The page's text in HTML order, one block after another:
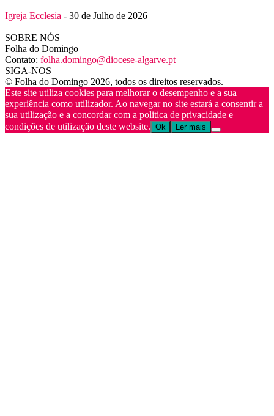
Igreja Ecclesia - 30 de Julho de 2026
SOBRE NÓS
Folha do Domingo
Contato: folha.domingo@diocese-algarve.pt
SIGA-NOS
© Folha do Domingo 2026, todos os direitos reservados.
Este site utiliza cookies para melhorar o desempenho e a sua
experiência como utilizador. Ao navegar no site estará a consentir a
sua utilização e a concordar com a politica de privacidade e
condições de utilização deste website. Ok Ler mais